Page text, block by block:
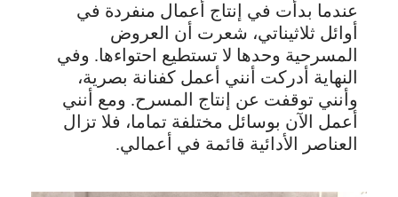
عندما بدأت في إنتاج أعمال منفردة في
أوائل ثلاثيناتي، شعرت أن العروض
المسرحية وحدها لا تستطيع احتواءها. وفي
النهاية أدركت أنني أعمل كفنانة بصرية،
وأنني توقفت عن إنتاج المسرح. ومع أنني
أعمل الآن بوسائل مختلفة تماما، فلا تزال
العناصر الأدائية قائمة في أعمالي.